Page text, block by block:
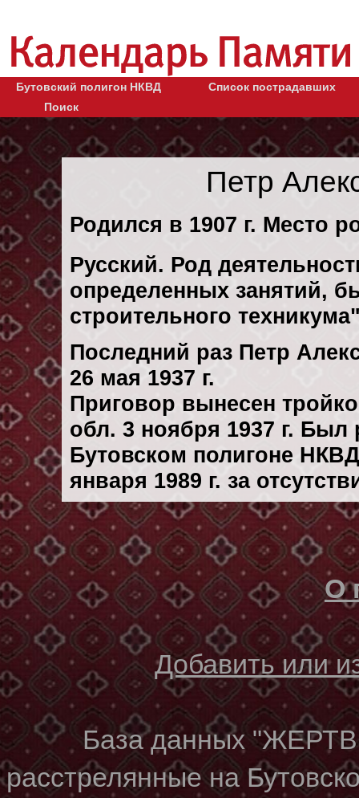
Бутовский полигон НКВД
Список пострадавших
Поиск
Петр
Родился в 1907 г. Место
Русский. Род
определенных занятий,
строительного
Последний раз Петр
26 мая 1937 г.
Приговор вынесен
обл. 3 ноября 1937 г. Был
Бутовском полигоне
января 1989 г. за
О
Добавить или
База данных
расстрелянные на